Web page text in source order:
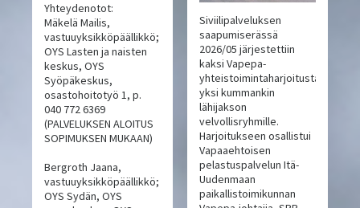
Yhteydenotot:
Mäkelä Mailis,
vastuuyksikköpäällikkö;
OYS Lasten ja naisten
keskus, OYS
Syöpäkeskus,
osastohoitotyö 1, p.
040 772 6369
(PALVELUKSEN ALOITUS
SOPIMUKSEN MUKAAN)
Bergroth Jaana,
vastuuyksikköpäällikkö;
OYS Sydän, OYS
Siviilipalveluksen
saapumiserässä
2026/05 järjestettiin
kaksi Vapepa-
yhteistoimintaharjoitusta,
yksi kummankin
lähijakson
velvollisryhmille.
Harjoitukseen osallistui
Vapaaehtoisen
pelastuspalvelun Itä-
Uudenmaan
paikallistoimikunnan